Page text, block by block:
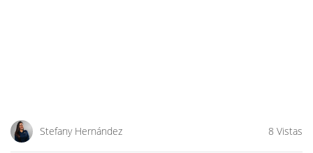
Stefany Hernández 8 Vistas